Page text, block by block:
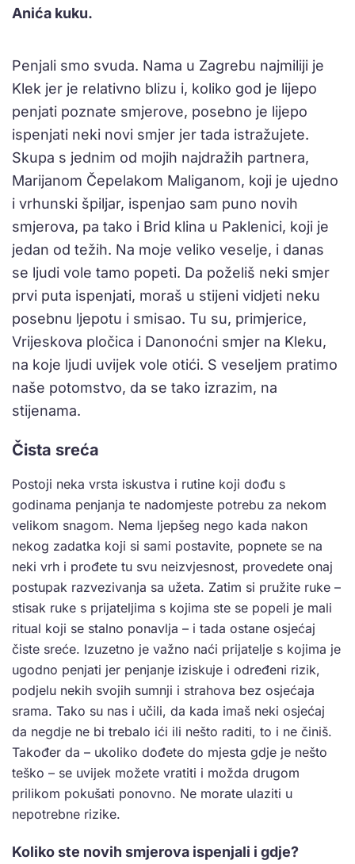
Anića kuku.
Penjali smo svuda. Nama u Zagrebu najmiliji je
Klek jer je relativno blizu i, koliko god je lijepo
penjati poznate smjerove, posebno je lijepo
ispenjati neki novi smjer jer tada istražujete.
Skupa s jednim od mojih najdražih partnera,
Marijanom Čepelakom Maliganom, koji je ujedno
i vrhunski špiljar, ispenjao sam puno novih
smjerova, pa tako i Brid klina u Paklenici, koji je
jedan od težih. Na moje veliko veselje, i danas
se ljudi vole tamo popeti. Da poželiš neki smjer
prvi puta ispenjati, moraš u stijeni vidjeti neku
posebnu ljepotu i smisao. Tu su, primjerice,
Vrijeskova pločica i Danonoćni smjer na Kleku,
na koje ljudi uvijek vole otići. S veseljem pratimo
naše potomstvo, da se tako izrazim, na
stijenama.
Čista sreća
Postoji neka vrsta iskustva i rutine koji dođu s
godinama penjanja te nadomjeste potrebu za nekom
velikom snagom. Nema ljepšeg nego kada nakon
nekog zadatka koji si sami postavite, popnete se na
neki vrh i prođete tu svu neizvjesnost, provedete onaj
postupak razvezivanja sa užeta. Zatim si pružite ruke –
stisak ruke s prijateljima s kojima ste se popeli je mali
ritual koji se stalno ponavlja – i tada ostane osjećaj
čiste sreće. Izuzetno je važno naći prijatelje s kojima je
ugodno penjati jer penjanje iziskuje i određeni rizik,
podjelu nekih svojih sumnji i strahova bez osjećaja
srama. Tako su nas i učili, da kada imaš neki osjećaj
da negdje ne bi trebalo ići ili nešto raditi, to i ne činiš.
Također da – ukoliko dođete do mjesta gdje je nešto
teško – se uvijek možete vratiti i možda drugom
prilikom pokušati ponovno. Ne morate ulaziti u
nepotrebne rizike.
Koliko ste novih smjerova ispenjali i gdje?